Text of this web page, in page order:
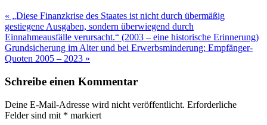
« „Diese Finanzkrise des Staates ist nicht durch übermäßig
gestiegene Ausgaben, sondern überwiegend durch
Einnahmeausfälle verursacht.“ (2003 – eine historische Erinnerung)
Grundsicherung im Alter und bei Erwerbsminderung: Empfänger-
Quoten 2005 – 2023 »
Schreibe einen Kommentar
Deine E-Mail-Adresse wird nicht veröffentlicht. Erforderliche
Felder sind mit * markiert